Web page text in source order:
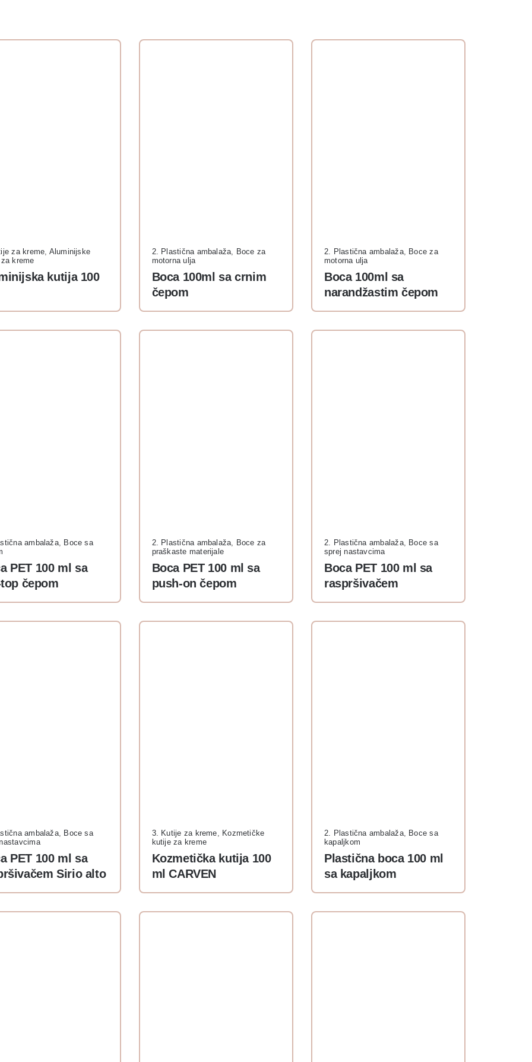
kutija 100
za kreme, Aluminijske
kreme
Boca 100ml sa crnim
čepom
2. Plastična ambalaža, Boce za
motorna ulja
Boca 100ml sa
narandžastim čepom
2. Plastična ambalaža, Boce za
motorna ulja
PET 100 ml sa
čepom
ambalaža, Boce sa
Boca PET 100 ml sa
push-on čepom
2. Plastična ambalaža
Boce za
praškaste materijale
Boca PET 100 ml sa
raspršivačem
2. Plastična ambalaža, Boce sa
sprej nastavcima
PET 100 ml sa
Sirio alto
ambalaža, Boce sa
Kozmetička kutija 100
ml CARVEN
3. Kutije za kreme, Kozmetičke
kutije za kreme
Plastična boca 100 ml
sa kapaljkom
2. Plastična ambalaža, Boce sa
kapaljkom